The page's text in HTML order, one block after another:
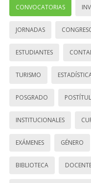
CONVOCATORIAS
JORNADAS
ESTUDIANTES
TURISMO
POSGRADO
INSTITUCIONALES
EXÁMENES GÉNERO
BIBLIOTECA